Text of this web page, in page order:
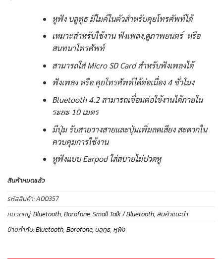
หูฟัง บลูทูธ มีไมค์ในตัวสำหรับคุยโทรศัพท์ได้
เหมาะสำหรับใช้งาน ฟังเพลง,ดูภาพยนตร์ หรือ
สนทนาโทรศัพท์
สามารถใส่ Micro SD Card สำหรับฟังเพลงได้
ฟังเพลง หรือ คุยโทรศัพท์ได้ต่อเนื่อง 4 ชั่วโมง
Bluetooth 4.2 สามารถเชื่อมต่อใช้งานได้ภายใน
ระยะ 10 เมตร
มีปุ่ม รับสายวางสายและปุ่มเพิ่มลดเสียง สะดวกใน
ควบคุมการใช้งาน
หูฟังแบบ Earpod ใส่สบายไม่ปวดหู
สินค้าหมดแล้ว
รหัสสินค้า:A00357
หมวดหมู่:Bluetooth, Borofone, Small Talk / Bluetooth, สินค้าแนะนำ
ป้ายกำกับ:Bluetooth, Borofone, บลูทูธ, หูฟัง